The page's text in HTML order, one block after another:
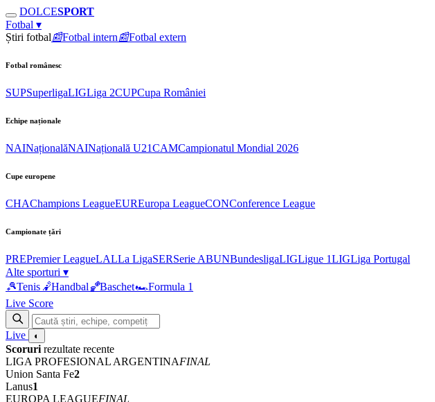
DOLCESPORT
Fotbal ▾
Știri fotbal📰Fotbal intern📰Fotbal extern
Fotbal românesc
SUPSuperligaLIGLiga 2CUPCupa României
Echipe naționale
NAINaționalăNAINațională U21CAMCampionatul Mondial 2026
Cupe europene
CHAChampions LeagueEUREuropa LeagueCONConference League
Campionate țări
PREPremier LeagueLALLa LigaSERSerie ABUNBundesligaLIGLigue 1LIGLiga Portugal
Alte sporturi ▾
🎾Tenis 🤾Handbal🏀Baschet🏎Formula 1
Live Score
Live ◐
Scoruri rezultate recente
LIGA PROFESIONAL ARGENTINAFINAL
Union Santa Fe2
Lanus1
EUROPA LEAGUEFINAL